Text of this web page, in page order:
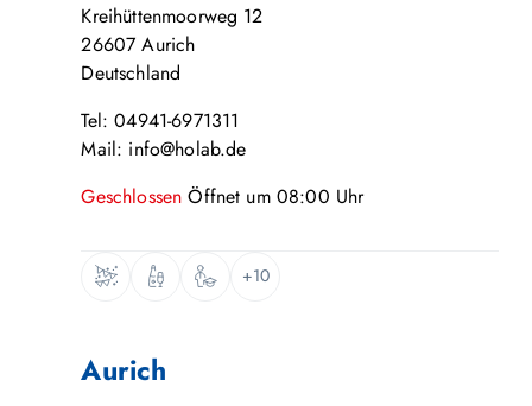
Kreihüttenmoorweg 12
26607 Aurich
Deutschland
Tel: 04941-6971311
Mail: info@holab.de
GeschlossenÖffnet um 08:00 Uhr
+10
Aurich